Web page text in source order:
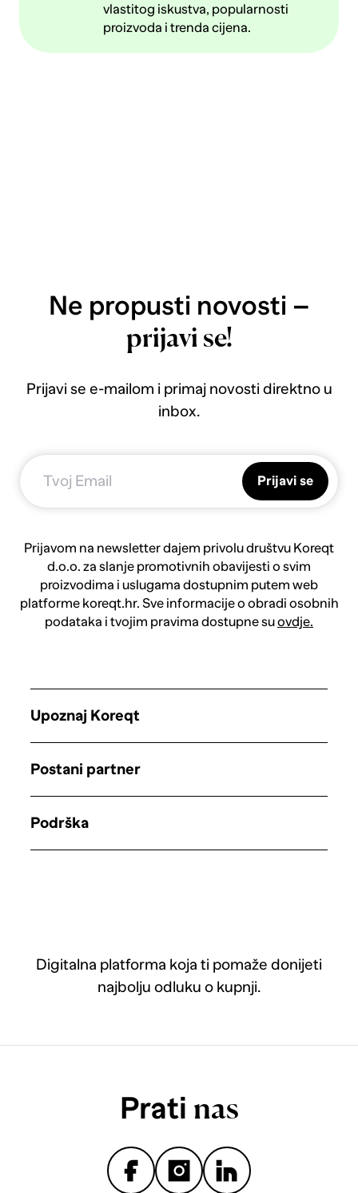
vlastitog iskustva, popularnosti
proizvoda i trenda cijena.
Ne propusti novosti –
prijavi se!
Prijavi se e-mailom i primaj novosti direktno u
inbox.
Prijavi se
Prijavom na newsletter dajem privolu društvu Koreqt
d.o.o. za slanje promotivnih obavijesti o svim
proizvodima i uslugama dostupnim putem web
platforme koreqt.hr. Sve informacije o obradi osobnih
podataka i tvojim pravima dostupne suovdje.
Digitalna platforma koja ti pomaže donijeti
najbolju odluku o kupnji.
Upoznaj Koreqt
Postani partner
Podrška
Prati nas